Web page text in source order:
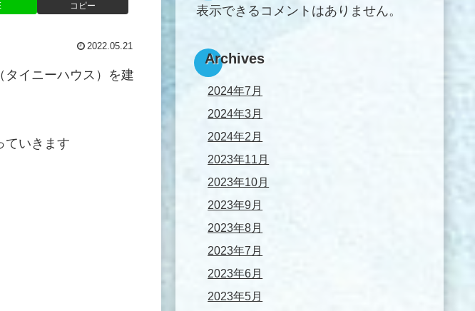
コピー
2022.05.21
イニーハウス）を建
いきます
表示できるコメントはありません。
Archives
2024年7月
2024年3月
2024年2月
2023年11月
2023年10月
2023年9月
2023年8月
2023年7月
2023年6月
2023年5月